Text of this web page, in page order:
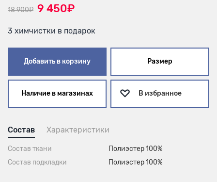
18 900₽ 9 450₽
3 химчистки в подарок
Добавить в корзину Размер
Наличие в магазинах В избранное
Состав Характеристики
Состав ткани
Полиэстер 100%
Состав подкладки
Полиэстер 100%